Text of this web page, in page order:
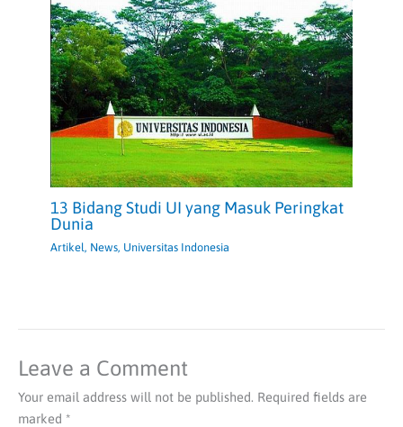
13 Bidang Studi UI yang Masuk Peringkat
Dunia
Artikel, News, Universitas Indonesia
Leave a Comment
Your email address will not be published. Required fields are
marked *